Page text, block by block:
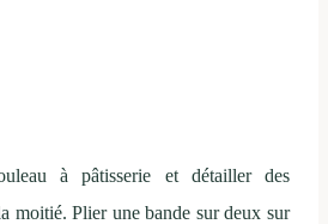
à pâtisserie et détailler des
moitié. Plier une bande sur deux sur